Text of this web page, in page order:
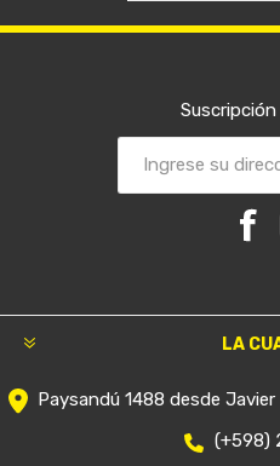
LA
Paysandú 1488 desde
(+598)